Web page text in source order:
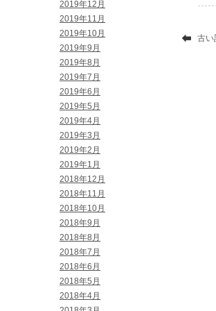
2019年12月
2019年11月
2019年10月
2019年9月
2019年8月
2019年7月
2019年6月
2019年5月
2019年4月
2019年3月
2019年2月
2019年1月
2018年12月
2018年11月
2018年10月
2018年9月
2018年8月
2018年7月
2018年6月
2018年5月
2018年4月
古い